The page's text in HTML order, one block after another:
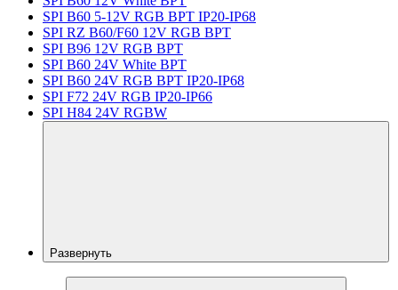
SPI B60 5-12V RGB BPT IP20-IP68
SPI RZ B60/F60 12V RGB BPT
SPI B96 12V RGB BPT
SPI B60 24V White BPT
SPI B60 24V RGB BPT IP20-IP68
SPI F72 24V RGB IP20-IP66
SPI H84 24V RGBW
Развернуть